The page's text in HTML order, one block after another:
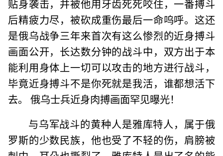
贴身袭击，并被他用牙齿死死咬住，一番搏斗
后精疲力尽，被砍成重伤最后一命呜呼。这还
是俄乌战争三年来首次有这么惨烈的近身搏斗
画面公开，长达数分钟的战斗中，双方出于本
能利用身体上一切可以攻击的地方进行战斗，
毕竟近身搏斗不是你死就是我活，谁都想活下
去。 俄乌士兵近身肉搏画面罕见曝光！
与乌军战斗的黄种人是雅库特人，属于俄
罗斯的少数民族，他也受了不轻的伤，肩膀被